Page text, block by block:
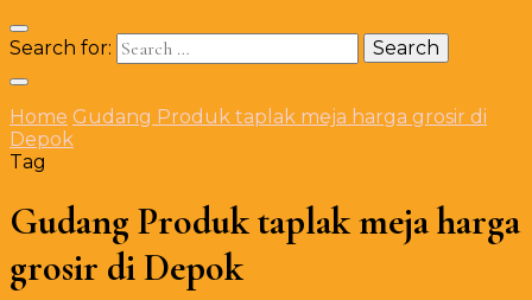
Search for:
Home Gudang Produk taplak meja harga grosir di
Depok
Tag
Gudang Produk taplak meja harga
grosir di Depok